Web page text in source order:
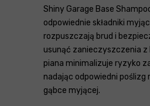
Shiny Garage Base
odpowiednie składniki
rozpuszczają brud i
usunąć zanieczyszczenia z
piana minimalizuje ryzyko
nadając odpowiedni poślizg
gąbce myjącej.